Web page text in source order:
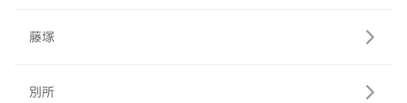
藤塚
別所